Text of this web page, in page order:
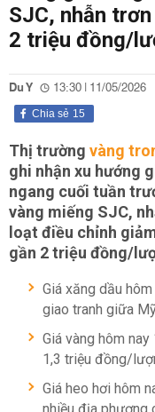
SJC, nhẫn
2 triệu đồng/
Du Y 13:30 | 11/05/2026
15
Chia sẻ
Thị trường vàng
ghi nhận xu hướng
ngang cuối tuần
vàng miếng SJC,
loạt điều chỉnh
gần 2 triệu đồng/
Giá xăng dầu
giao tranh giữa
Giá vàng hôm
1,3 triệu đồng/
Giá heo hơi hôm